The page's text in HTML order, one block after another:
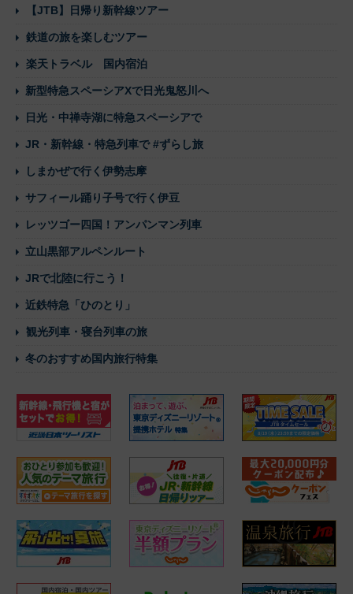
【JTB】日帰り新幹線ツアー
鉄道の旅を楽しむツアー
楽天トラベル 国内宿泊
新型特急スペーシアXで日光鬼怒川へ
日光・中禅寺湖に特急スペーシアで
JR・新幹線・特急列車で #ずらし旅
しまかぜで行く伊勢志摩
サフィール踊り子号で行く伊豆
レッツゴー四国！アンパンマン列車
立山黒部アルペンルート
JRで北陸に行こう！
近鉄特急「ひのとり」
観光列車・寝台列車の旅
冬のおすすめ国内旅行特集